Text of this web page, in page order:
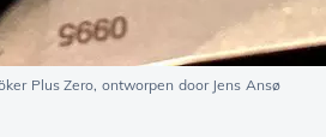
Plus Zero, ontworpen door Jens Ansø